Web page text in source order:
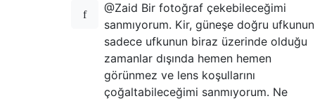
@Zaid Bir fotoğraf çekebileceğimi
sanmıyorum. Kir, güneşe doğru ufkunun
sadece ufkunun biraz üzerinde olduğu
zamanlar dışında hemen hemen
görünmez ve lens koşullarını
çoğaltabileceğimi sanmıyorum. Ne